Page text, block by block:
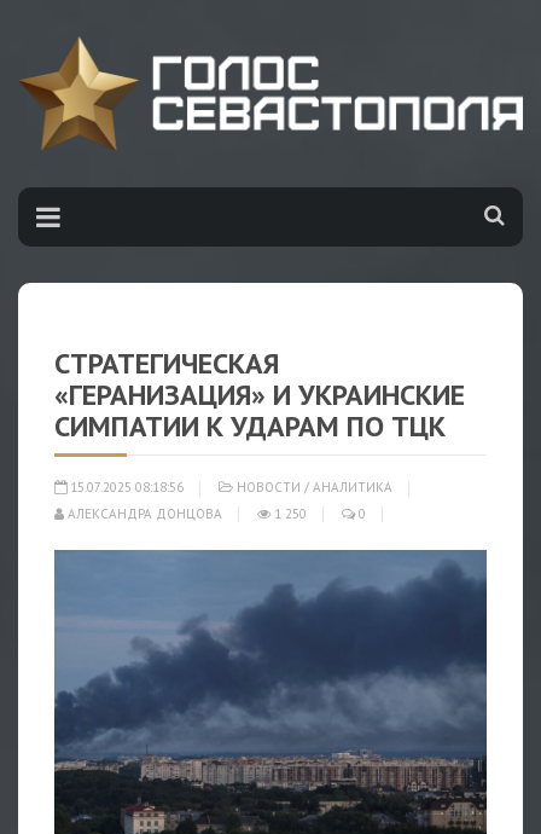
СТРАТЕГИЧЕСКАЯ
«ГЕРАНИЗАЦИЯ» И УКРАИНСКИЕ
СИМПАТИИ К УДАРАМ ПО ТЦК
15.07.2025 08:18:56 НОВОСТИ / АНАЛИТИКА
АЛЕКСАНДРА ДОНЦОВА
1 250 0